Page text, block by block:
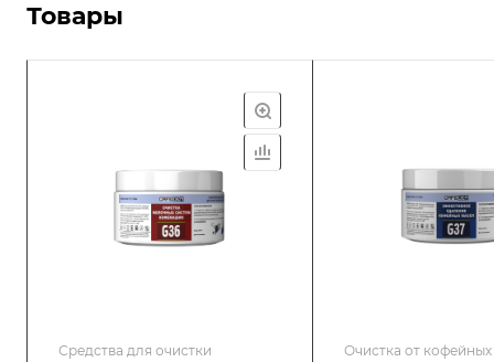
Товары
Средства для очистки
Очистка от